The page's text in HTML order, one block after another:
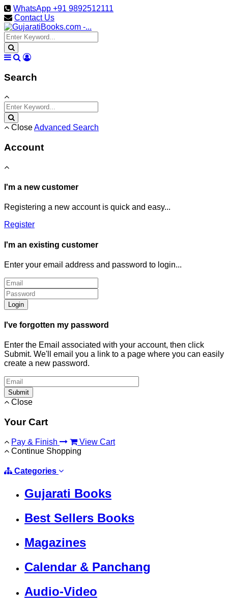
WhatsApp +91 9892512111
Contact Us
Search
CloseAdvanced Search
Account
I'm a new customer
Registering a new account is quick and easy...
Register
I'm an existing customer
Enter your email address and password to login...
Login
I've forgotten my password
Enter the Email associated with your account, then click
Submit. We'll email you a link to a page where you can easily
create a new password.
Submit
Close
Your Cart
Pay & Finish
View Cart
Continue Shopping
Categories
Gujarati Books
Best Sellers Books
Magazines
Calendar & Panchang
Audio-Video